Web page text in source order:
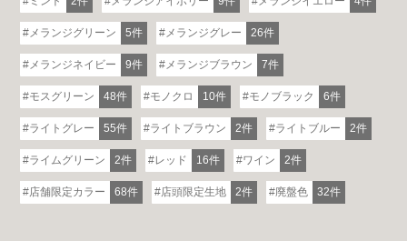
メランジグリーン 5件 メランジグレー 26件
メランジネイビー 9件 メランジブラウン 7件
モスグリーン 48件 モノクロ 10件 モノブラック 6件
ライトグレー 55件 ライトブラウン 2件 ライトブルー 2件
ライムグリーン 2件 レッド 16件 ワイン 2件
店舗限定カラー 68件 店頭限定生地 2件 廃盤色 32件